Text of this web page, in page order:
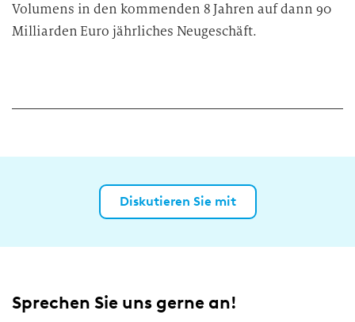
Volumens in den kommenden 8 Jahren auf dann 90
Milliarden Euro jährliches Neugeschäft.
Diskutieren Sie mit
Sprechen Sie uns gerne an!